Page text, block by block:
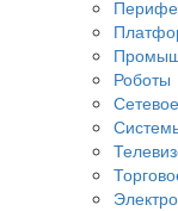
Роботы